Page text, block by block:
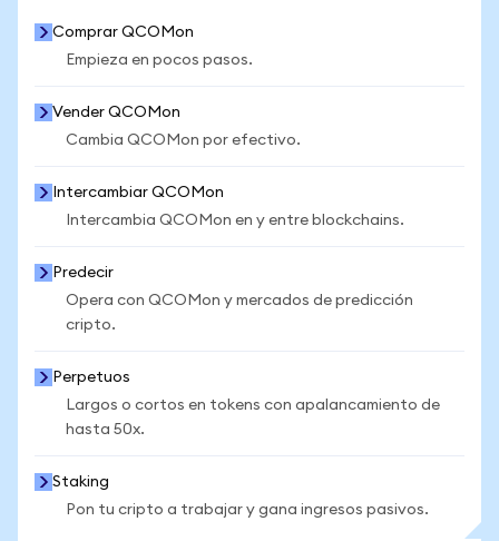
Comprar QCOMon
Empieza en pocos pasos.
Vender QCOMon
Cambia QCOMon por efectivo.
Intercambiar QCOMon
Intercambia QCOMon en y entre blockchains.
Predecir
Opera con QCOMon y mercados de predicción
cripto.
Perpetuos
Largos o cortos en tokens con apalancamiento de
hasta 50x.
Staking
Pon tu cripto a trabajar y gana ingresos pasivos.